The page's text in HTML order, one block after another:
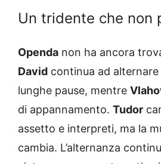
Un tridente che non
Openda non ha ancora
David continua ad
lunghe pause, mentre
di appannamento. Tudor
assetto e interpreti, ma la
cambia. L’alternanza